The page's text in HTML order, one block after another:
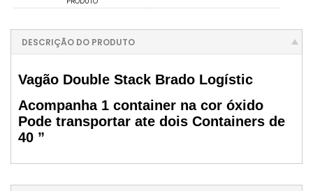
DESCRIÇÃO DO PRODUTO
Vagão Double Stack Brado Logístic
Acompanha 1 container na cor óxido
Pode transportar ate dois Containers de
40 ”